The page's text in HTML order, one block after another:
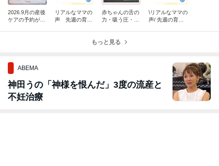
2026.9月の産後
ケアの予約が始
リアルなママの
声 先週の育児
赤ちゃんの舌の
力・吸う圧・リ
\リアルなママの
声/ 先週の育児
もっと見る
ABEMA
神田うの「神様を恨んだ」3度の流産と
不妊治療